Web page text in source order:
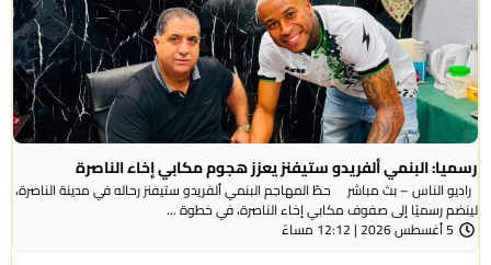
رسميا: البنمي ألفريدو ستيفنز يعزز هجوم مكابي إخاء الناصرة
راديو الناس – بث مباشر حطّ المهاجم البنمي ألفريدو ستيفنز رحاله في مدينة الناصرة،
لينضم رسميًا إلى صفوف مكابي إخاء الناصرة، في خطوة ...
5 أغسطس 2026 | 12:12 مساءً